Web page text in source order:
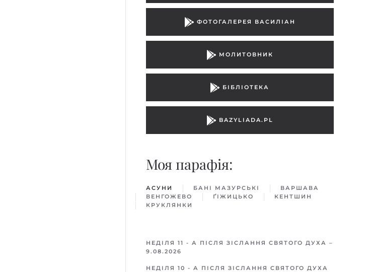
ФОТОГАЛЕРЕЯ ВАСИЛІАН
МОЛИТОВНИК
БІБЛІОТЕКА
BAZYLIADA.PL
Моя парафiя:
АСУНИ БАНІ МАЗУРСЬКІ
ВАРШАВA
ВЕНГОЖЕВО
ҐІЖИЦЬКO
КЕНТШИН
КРУКЛЯНКИ
НЕДІЛЯ 11 - А ПІСЛЯ ЗІСЛАННЯ СВЯТОГО ДУХА –
9.08.2026
НЕДІЛЯ 10 - А ПІСЛЯ ЗІСЛАННЯ СВЯТОГО ДУХА